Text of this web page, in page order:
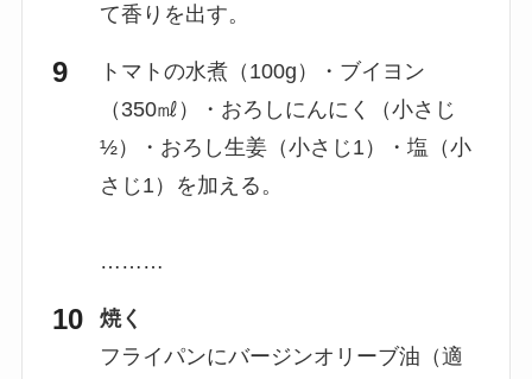
て香りを出す。
トマトの水煮（100g）・ブイヨン
（350㎖）・おろしにんにく（小さじ
½）・おろし生姜（小さじ1）・塩（小
さじ1）を加える。
………
焼く
フライパンにバージンオリーブ油（適